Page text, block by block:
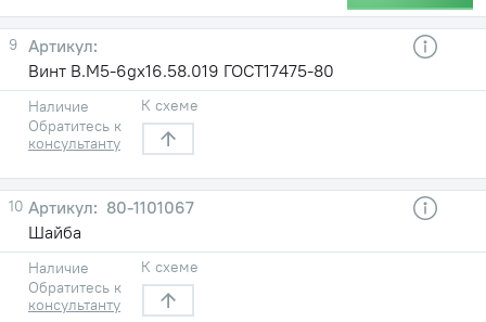
9
Винт В.М5-6gх16.58.019 ГОСТ17475-80
Наличие
Обратитесь к
консультанту
К схеме
10
80-1101067
Шайба
Наличие
Обратитесь к
консультанту
К схеме